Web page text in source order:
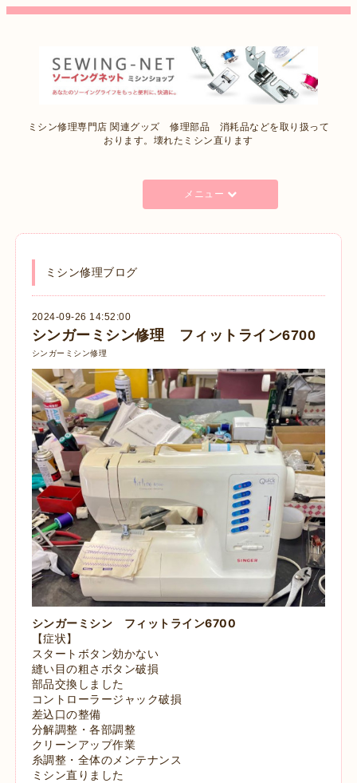
ミシン修理専門店 関連グッズ 修理部品 消耗品などを取り扱って
おります。壊れたミシン直ります
メニュー
ミシン修理ブログ
2024-09-26 14:52:00
シンガーミシン修理 フィットライン6700
シンガーミシン修理
シンガーミシン フィットライン6700
【症状】
スタートボタン効かない
縫い目の粗さボタン破損
部品交換しました
コントローラージャック破損
差込口の整備
分解調整・各部調整
クリーンアップ作業
糸調整・全体のメンテナンス
ミシン直りました